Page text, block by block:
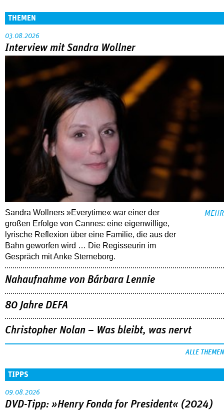
THEMEN
03.08.2026
Interview mit Sandra Wollner
Sandra Wollners »Everytime« war einer der
großen Erfolge von Cannes: eine eigenwillige,
lyrische Reflexion über eine ­Familie, die aus der
Bahn geworfen wird … Die Regisseurin im
Gespräch mit Anke Sterneborg.
MEHR
Nahaufnahme von Bárbara Lennie
80 Jahre DEFA
Christopher Nolan – Was bleibt, was nervt
ALLE THEMEN
TIPPS
09.08.2026
DVD-Tipp: »Henry Fonda for President« (2024)